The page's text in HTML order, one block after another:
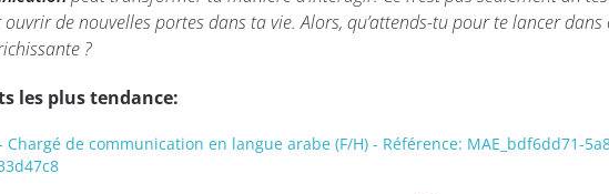
de nouvelles portes dans ta vie. Alors, qu’attends-tu pour te lancer dans
?
les plus tendance:
Chargé de communication en langue arabe (F/H) - Référence: MAE_bdf6dd71-